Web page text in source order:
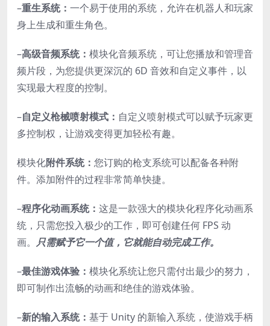
–重生系统： 一个易于使用的系统，允许在机器人和玩家
身上生成和重生角色。
–高级音频系统： 模块化音频系统，可让您播放和管理音
频片段，为您提供更深沉的 6D 音效和自定义事件，以
实现最大程度的控制。
–自定义枪械喷射模式： 自定义喷射模式可以赋予玩家更
多控制权，让游戏变得更加轻松有趣。
模块化附件系统： 您订购的枪支系统可以配备各种附
件。添加附件的过程非常简单快捷。
–程序化动画系统： 这是一款强大的模块化程序化动画系
统，只需您投入极少的工作，即可创建任何 FPS 动
画。 只需赋予它一个值，它就能自动完成工作。
–最佳游戏体验： 模块化系统让您只需付出最少的努力，
即可制作出流畅的动画和绝佳的游戏体验。
–新的输入系统： 基于 Unity 的新输入系统，使游戏手柄